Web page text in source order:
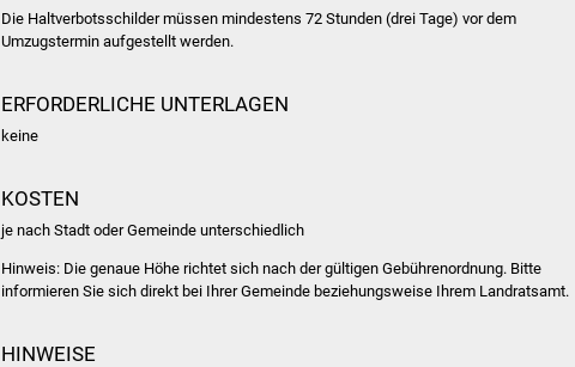
Die Haltverbotsschilder müssen mindestens 72 Stunden (drei Tage) vor dem
Umzugstermin aufgestellt werden.
ERFORDERLICHE UNTERLAGEN
keine
KOSTEN
je nach Stadt oder Gemeinde unterschiedlich
Hinweis: Die genaue Höhe richtet sich nach der gültigen Gebührenordnung. Bitte
informieren Sie sich direkt bei Ihrer Gemeinde beziehungsweise Ihrem Landratsamt.
HINWEISE